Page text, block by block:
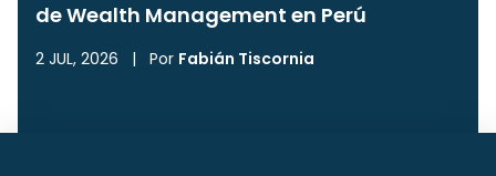
de Wealth Management en Perú
2 JUL, 2026 | Por Fabián Tiscornia